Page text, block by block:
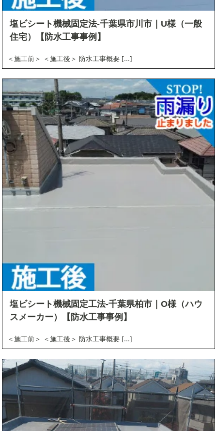
塩ビシート機械固定法-千葉県市川市｜U様（一般
住宅）【防水工事事例】
＜施工前＞ ＜施工後＞ 防水工事概要 [...]
塩ビシート機械固定工法-千葉県柏市｜O様（ハウ
スメーカー）【防水工事事例】
＜施工前＞ ＜施工後＞ 防水工事概要 [...]